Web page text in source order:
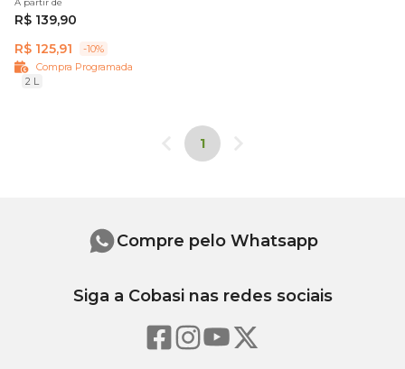
R$ 139,90
R$ 125,91
-10%
Compra Programada
2 L
1
Compre pelo Whatsapp
Siga a Cobasi nas redes sociais